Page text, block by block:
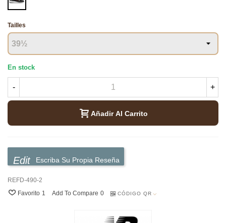
Tailles
En stock
- +
Añadir Al Carrito
Escriba Su Propia Reseña
REFD-490-2
Favorito 1 Add To Compare 0 CÓDIGO QR